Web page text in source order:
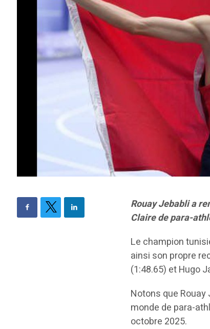
Rouay Jebabli a
Claire de para-
Le champion
ainsi son propre
(1:48.65) et Hugo
Notons que
monde de para-
octobre 2025.